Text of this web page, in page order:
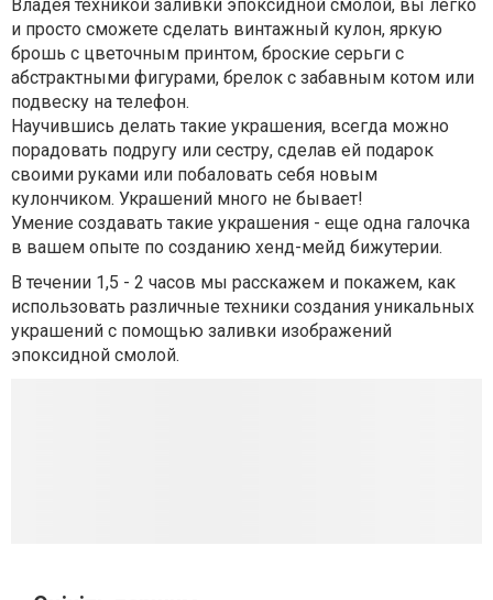
Владея техникой заливки эпоксидной смолой, вы легко
и просто сможете сделать винтажный кулон, яркую
брошь с цветочным принтом, броские серьги с
абстрактными фигурами, брелок с забавным котом или
подвеску на телефон.
Научившись делать такие украшения, всегда можно
порадовать подругу или сестру, сделав ей подарок
своими руками или побаловать себя новым
кулончиком. Украшений много не бывает!
Умение создавать такие украшения - еще одна галочка
в вашем опыте по созданию хенд-мейд бижутерии.
В течении 1,5 - 2 часов мы расскажем и покажем, как
использовать различные техники создания уникальных
украшений с помощью заливки изображений
эпоксидной смолой.